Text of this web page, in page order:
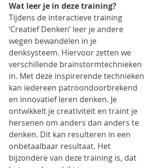
Wat leer je in deze training?
Tijdens de interactieve training
‘Creatief Denken’ leer je andere
wegen bewandelen in je
denksysteem. Hiervoor zetten we
verschillende brainstormtechnieken
in. Met deze inspirerende technieken
kan iedereen patroondoorbrekend
en innovatief leren denken. Je
ontwikkelt je creativiteit en traint je
hersenen om anders dan anders te
denken. Dit kan resulteren in een
onbetaalbaar resultaat. Het
bijzondere van deze training is, dat